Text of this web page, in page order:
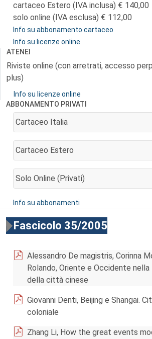
cartaceo Estero (IVA inclusa)
140,00
solo online (IVA esclusa)
112,00
Info su abbonamento cartaceo
Info su licenze online
ATENEI
Riviste online (con arretrati, accesso
plus)
Info su licenze online
ABBONAMENTO PRIVATI
Cartaceo Italia
AGGIUNGI AL CARRELLO
Cartaceo Estero
AGGIUNGI AL CARRELLO
Solo Online (privati)
AGGIUNGI AL CARRELLO
Info su abbonamenti
Fascicolo 35/2005
Alessandro De magistris, Corinna
Rolando, Oriente e Occidente
della città cinese
Giovanni Denti, Beijing e Shangai.
coloniale
Zhang Li, How the great events